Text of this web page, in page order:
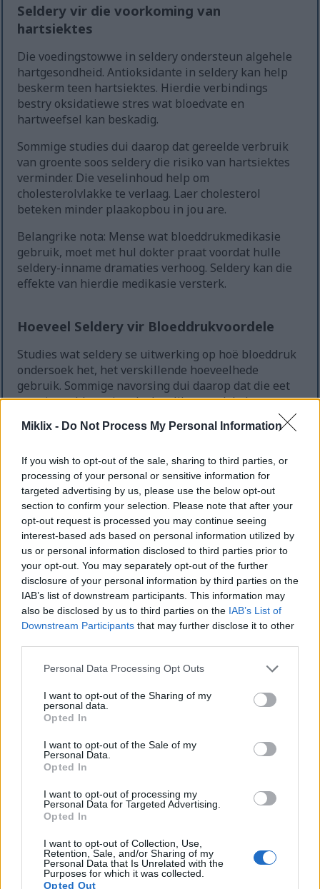
Miklix - Do Not Process My Personal Information
If you wish to opt-out of the sale, sharing to third parties, or
processing of your personal or sensitive information for
targeted advertising by us, please use the below opt-out
section to confirm your selection. Please note that after your
opt-out request is processed you may continue seeing
interest-based ads based on personal information utilized by
us or personal information disclosed to third parties prior to
your opt-out. You may separately opt-out of the further
disclosure of your personal information by third parties on the
IAB’s list of downstream participants. This information may
also be disclosed by us to third parties on the IAB’s List of
Downstream Participants that may further disclose it to other
Please note that this website/app uses one or more Google
not limited to your visit or usage behaviour. You may click to
grant or deny consent to Google and its third-party tags to
use your data for below specified purposes in below Google
consent section.
Personal Data Processing Opt Outs
I want to opt-out of the Sharing of my
personal data.
Opted In
I want to opt-out of the Sale of my
Personal Data.
Opted In
I want to opt-out of processing my
Personal Data for Targeted Advertising.
Opted In
I want to opt-out of Collection, Use,
Retention, Sale, and/or Sharing of my
Personal Data that Is Unrelated with the
Purposes for which it was collected.
Opted Out
Seldery vir die voorkoming van
hartsiektes
Die voedingstowwe in seldery ondersteun algehele
hartgesondheid. Antioksidante in seldery kan help
beskerm teen hartsiektes. Hierdie verbindings
bestry oksidatiewe stres wat bloedvate en
hartweefsel kan beskadig.
Sommige studies dui daarop dat gereelde verbruik
van groente soos seldery die risiko van hartsiektes
verminder. Die veselinhoud help om
cholesterolvlakke te verlaag. Laer cholesterol
beteken minder plaakopbou in jou are.
Belangrike nota: Mense wat bloeddrukmedikasie
gebruik, moet met hul dokter praat voordat hulle
seldery-inname dramaties verhoog. Seldery kan die
effekte van hierdie medikasie versterk.
Hoeveel Seldery vir Bloeddrukvoordele
Studies wat seldery se uitwerking op hoë bloeddruk
ondersoek het, het verskillende hoeveelhede
gebruik. Sommige navorsing dui daarop dat die eet
van vier selderystingels daagliks voordele kan
inhou. Individuele behoeftes verskil egter
aansienlik.
Jy hoef nie groot hoeveelhede te eet om
gesondheidsvoordele te geniet nie. Selfs matige
seldery-inname as deel van 'n gebalanseerde dieet
kan bydra tot beter hartgesondheid.
Konsekwentheid is belangriker as hoeveelheid.
Anti-inflammatoriese
eienskappe van seldery
verbindings met anti-inflammatoriese effekte.
teen skade wat deur inflammasie veroorsaak word.
Luteolien is 'n kragtige antioksidant wat in seldery
voorkom. Studies dui daarop dat luteolien kan help
om inflammasie in die brein te verminder. Dit kan
moontlik kognitiewe gesondheid ondersteun en
teen neurodegeneratiewe siektes beskerm.
Sommige mense gebruik seldery om gewrigspyn en
artritis simptome te help bestuur. Die anti-